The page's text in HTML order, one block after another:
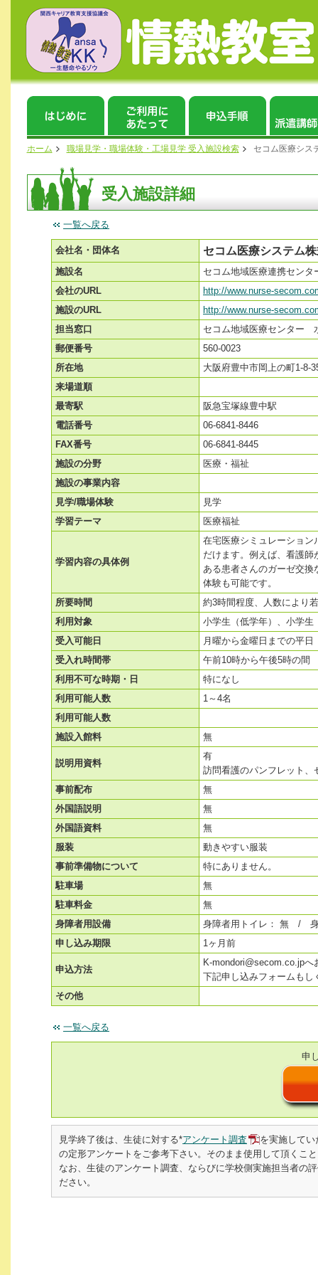
ホーム 職場見学・職場体験・工場見学 受入施設検索 セコム医療シス
受入施設詳細
一覧へ戻る
会社名・団体名 セコム医療システム
施設名
セコム地域医療連携センタ
会社のURL
http://www.nurse-
施設のURL
http://www.nurse-
担当窓口
セコム地域医療センター
郵便番号
560-0023
所在地
大阪府豊中市岡上の町1-
来場道順
最寄駅
阪急宝塚線豊中駅
電話番号
06-6841-8446
FAX番号
06-6841-8445
施設の分野
医療・福祉
施設の事業内容
見学/職場体験
見学
学習テーマ
医療福祉
学習内容の具体例
在宅医療シミュレーション
だけます。例えば、看護
ある患者さんのガーゼ交換
体験も可能です。
所要時間
約3時間程度、人数により
利用対象
小学生（低学年）、小学生
受入可能日
月曜から金曜日までの平日
受入れ時間帯
午前10時から午後5時の間
利用不可な時期・日
特になし
利用可能人数
1～4名
利用可能人数
施設入館料
無
説明用資料
有
訪問看護のパンフレット、
事前配布
無
外国語説明
無
外国語資料
無
服装
動きやすい服装
事前準備物について
特にありません。
駐車場
無
駐車料金
無
身障者用設備
身障者用トイレ： 無 /
申し込み期限
1ヶ月前
申込方法
K-mondori@secom.co.jpへ
下記申し込みフォームもし
その他
一覧へ戻る
申
見学終了後は、生徒に対する*アンケート調査
を実施して
の定形アンケートをご参考下さい。そのまま使用して頂くこ
なお、生徒のアンケート調査、ならびに学校側実施担当者の
ださい。